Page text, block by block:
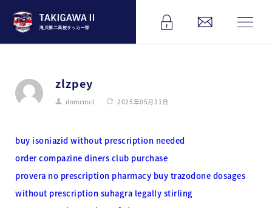
滝川第二高校サッカー部
zlzpey
dnmcmcl 2025年05月31日
buy isoniazid without prescription needed
order compazine diners club purchase
provera no prescription pharmacy buy trazodone dosages
without prescription suhagra legally stirling